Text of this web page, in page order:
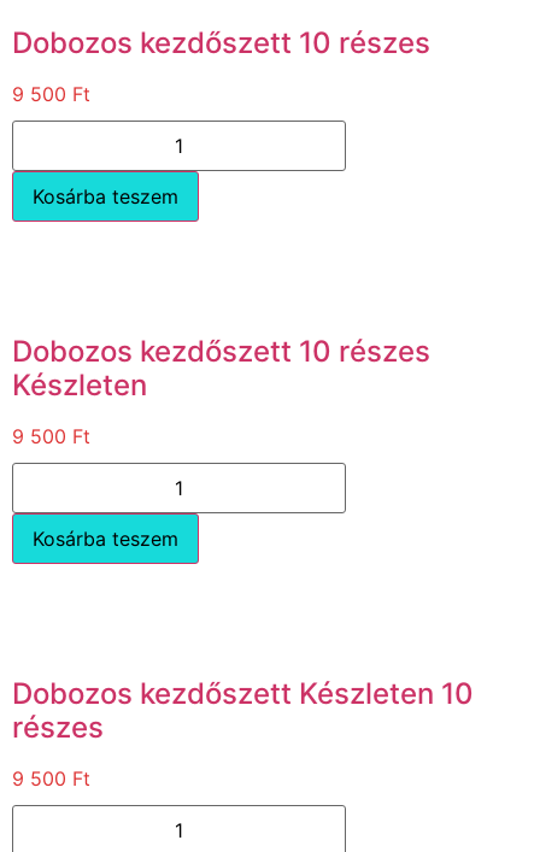
Dobozos kezdőszett 10 részes
9 500 Ft
Kosárba teszem
Dobozos kezdőszett 10 részes
Készleten
9 500 Ft
Kosárba teszem
Dobozos kezdőszett Készleten 10
részes
9 500 Ft